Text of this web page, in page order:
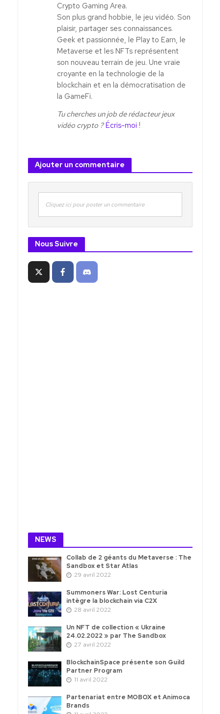
Crypto Gaming Area.
Son plus grand hobbie, le jeu vidéo. Son
plaisir, partager ses connaissances.
Geek et passionnée, le Play to Earn, le
Metaverse et les NFTs représentent
son nouveau terrain de jeu. Une vraie
croyante en la technologie de la
blockchain et en la démocratisation de
la GameFi.
Tu cherches un job de rédacteur jeux
vidéo crypto ? Écris-moi !
Ajouter un commentaire
Cliquez ici pour poster un commentaire
Nous Suivre
NEWS
Collab de 2 géants du Metaverse : The
Sandbox et Star Atlas
29 avril 2022
Summoners War: Lost Centuria
intègre la blockchain via C2X
28 avril 2022
Un NFT de collection « Ukraine
24.02.2022 » par The Sandbox
27 avril 2022
BlockchainSpace présente son Guild
Partner Program
11 avril 2022
Partenariat entre MOBOX et Animoca
Brands